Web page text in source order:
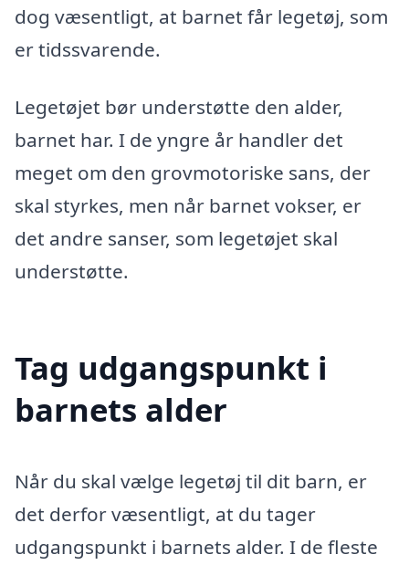
dog væsentligt, at barnet får legetøj, som
er tidssvarende.
Legetøjet bør understøtte den alder,
barnet har. I de yngre år handler det
meget om den grovmotoriske sans, der
skal styrkes, men når barnet vokser, er
det andre sanser, som legetøjet skal
understøtte.
Tag udgangspunkt i
barnets alder
Når du skal vælge legetøj til dit barn, er
det derfor væsentligt, at du tager
udgangspunkt i barnets alder. I de fleste